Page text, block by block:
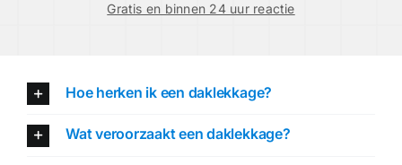
Gratis en binnen 24 uur reactie
Hoe herken ik een daklekkage?
Wat veroorzaakt een daklekkage?